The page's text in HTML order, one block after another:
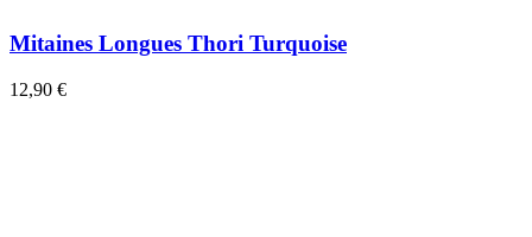
Mitaines Longues Thori Turquoise
12,90 €